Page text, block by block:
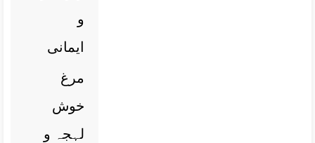
و
ایمانی
مرغ
خوش
لہجہ و